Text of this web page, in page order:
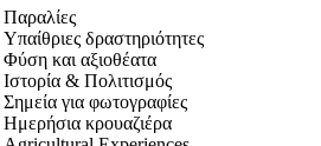
Παραλίες
Υπαίθριες δραστηριότητες
Φύση και αξιοθέατα
Ιστορία & Πολιτισμός
Σημεία για φωτογραφίες
Ημερήσια κρουαζιέρα
χαλαρή ατμόσφαιρα.